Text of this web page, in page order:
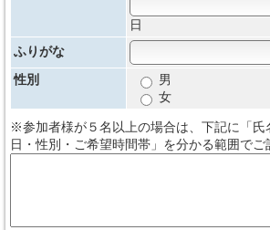
日
ふりがな
性別
男
女
※参加者様が５名以上の場合は、下記に「氏
日・性別・ご希望時間帯」を分かる範囲でご